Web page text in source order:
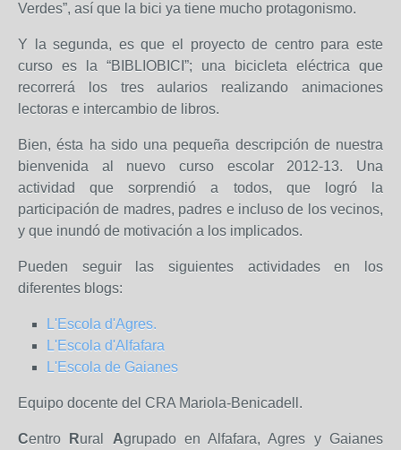
Verdes”, así que la bici ya tiene mucho protagonismo.
Y la segunda, es que el proyecto de centro para este
curso es la “BIBLIOBICI”; una bicicleta eléctrica que
recorrerá los tres aularios realizando animaciones
lectoras e intercambio de libros.
Bien, ésta ha sido una pequeña descripción de nuestra
bienvenida al nuevo curso escolar 2012-13. Una
actividad que sorprendió a todos, que logró la
participación de madres, padres e incluso de los vecinos,
y que inundó de motivación a los implicados.
Pueden seguir las siguientes actividades en los
diferentes blogs:
L'Escola d'Agres.
L'Escola d'Alfafara
L'Escola de Gaianes
Equipo docente del CRA Mariola-Benicadell.
Centro Rural Agrupado en Alfafara, Agres y Gaianes